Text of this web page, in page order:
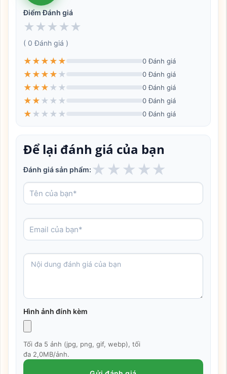
Điểm Đánh giá
★ ★ ★ ★ ★
( 0 Đánh giá )
★ ★ ★ ★ ★ 0 Đánh giá
★ ★ ★ ★ ★ 0 Đánh giá
★ ★ ★ ★ ★ 0 Đánh giá
★ ★ ★ ★ ★ 0 Đánh giá
★ ★ ★ ★ ★ 0 Đánh giá
Để lại đánh giá của bạn
Đánh giá sản phẩm: ★ ★ ★ ★★
Hình ảnh đính kèm
Tối đa 5 ảnh (jpg, png, gif, webp), tối
đa 2,0MB/ảnh.